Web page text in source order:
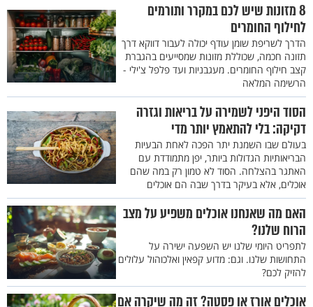
8 מזונות שיש לכם במקרר ותורמים
לחילוף החומרים
הדרך לשריפת שומן עודף יכולה לעבור דווקא דרך
תזונה חכמה, שכוללת מזונות שמסייעים בהגברת
קצב חילוף החומרים. מעגבניות ועד פלפל צ'ילי -
הרשימה המלאה
הסוד היפני לשמירה על בריאות וגזרה
דקיקה: בלי להתאמץ יותר מדי
בעולם שבו השמנת יתר הפכה לאחת הבעיות
הבריאותיות הגדולות ביותר, יפן מתמודדת עם
האתגר בהצלחה. הסוד לא טמון רק במה שהם
אוכלים, אלא בעיקר בדרך שבה הם אוכלים
האם מה שאנחנו אוכלים משפיע על מצב
הרוח שלנו?
לתפריט היומי שלנו יש השפעה ישירה על
התחושות שלנו. וגם: מדוע קפאין ואלכוהול עלולים
להזיק לכם?
אוכלים אורז או פסטה? זה מה שיקרה אם